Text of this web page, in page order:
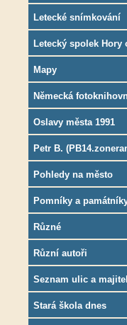
Letecké snímkování
Letecký spolek Hory
Mapy
Německá
Oslavy města 1991
Petr B.
Pohledy na město
Pomníky a
Různé
Různí autoři
Seznam ulic a
Stará škola dnes